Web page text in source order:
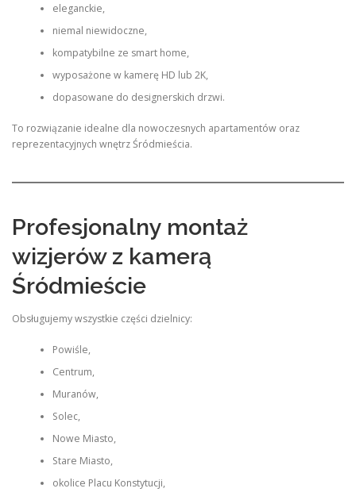
eleganckie,
niemal niewidoczne,
kompatybilne ze smart home,
wyposażone w kamerę HD lub 2K,
dopasowane do designerskich drzwi.
To rozwiązanie idealne dla nowoczesnych apartamentów oraz
reprezentacyjnych wnętrz Śródmieścia.
Profesjonalny montaż
wizjerów z kamerą
Śródmieście
Obsługujemy wszystkie części dzielnicy:
Powiśle,
Centrum,
Muranów,
Solec,
Nowe Miasto,
Stare Miasto,
okolice Placu Konstytucji,